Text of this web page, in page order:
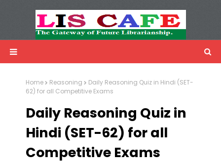
Advertisemnet
Home Reasoning
Daily Reasoning Quiz in Hindi (SET-
62) for all Competitive Exams
Daily Reasoning Quiz in
Hindi (SET-62) for all
Competitive Exams